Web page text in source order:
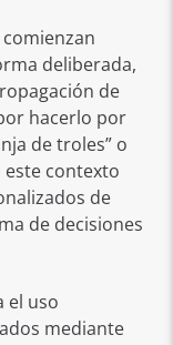
deliberada,
de
hacerlo por
de troles” o
este contexto
de
de decisiones
el uso
mediante